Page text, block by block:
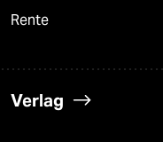
Rente
Verlag